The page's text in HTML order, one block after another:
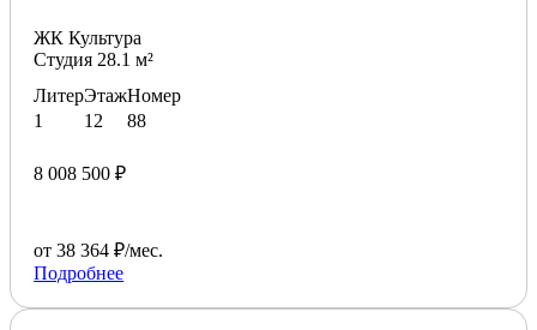
ЖК Культура
Студия 28.1 м²
Литер
1
Этаж
12
Номер
88
8 008 500 ₽
от 38 364 ₽/мес.
Подробнее